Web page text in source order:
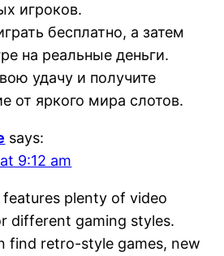
игроков.
бесплатно, а затем
на реальные деньги.
удачу и получите
от яркого мира слотов.
says:
9:12 am
plenty of video
different gaming styles.
find retro-style games, new